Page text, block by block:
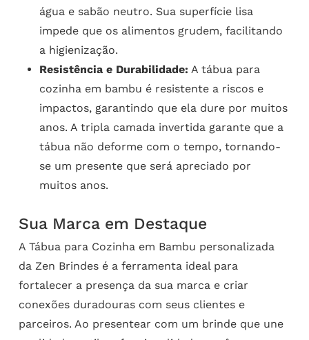
água e sabão neutro. Sua superfície lisa
impede que os alimentos grudem, facilitando
a higienização.
Resistência e Durabilidade: A tábua para
cozinha em bambu é resistente a riscos e
impactos, garantindo que ela dure por muitos
anos. A tripla camada invertida garante que a
tábua não deforme com o tempo, tornando-
se um presente que será apreciado por
muitos anos.
Sua Marca em Destaque
A Tábua para Cozinha em Bambu personalizada
da Zen Brindes é a ferramenta ideal para
fortalecer a presença da sua marca e criar
conexões duradouras com seus clientes e
parceiros. Ao presentear com um brinde que une